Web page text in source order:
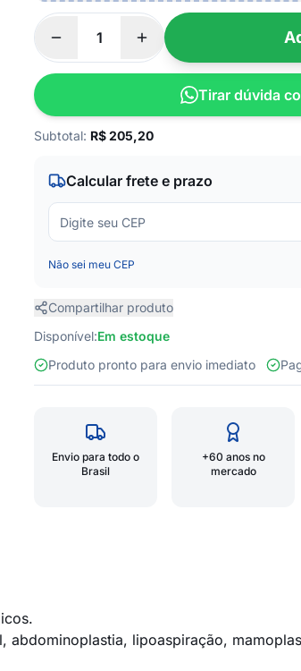
Tirar dúvida
Subtotal: R$205,20
Calcular frete e prazo
Não sei meu CEP
Compartilhar produto
Disponível:Em estoque
Produto pronto para envio imediato
Envio para todo o
Brasil
+60 anos no
mercado
lipoaspiração,